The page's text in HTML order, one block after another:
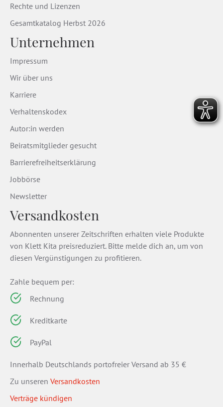
Rechte und Lizenzen
Gesamtkatalog Herbst 2026
Unternehmen
Impressum
Wir über uns
Karriere
Verhaltenskodex
Autor:in werden
Beiratsmitglieder gesucht
Barrierefreiheitserklärung
Jobbörse
Newsletter
Versandkosten
Abonnenten unserer Zeitschriften erhalten viele Produkte
von Klett Kita preisreduziert. Bitte melde dich an, um von
diesen Vergünstigungen zu profitieren.
Zahle bequem per:
Rechnung
Kreditkarte
PayPal
Innerhalb Deutschlands portofreier Versand ab 35 €
Zu unseren Versandkosten
Verträge kündigen